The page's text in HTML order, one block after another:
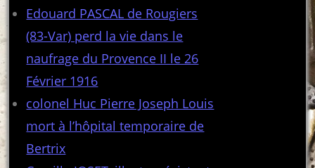
Edouard PASCAL de Rougiers
(83-Var) perd la vie dans le
naufrage du Provence II le 26
Février 1916
colonel Huc Pierre Joseph Louis
mort à l’hôpital temporaire de
Bertrix